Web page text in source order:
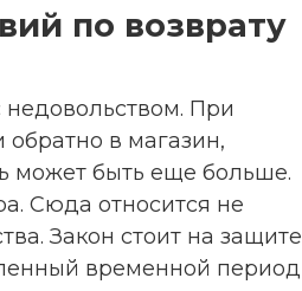
по возврату
недовольством. При
в магазин,
может быть еще больше.
Сюда относится не
Закон стоит на защите
временной период